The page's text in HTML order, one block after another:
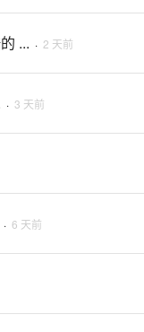
... · 2 天前
· 3 天前
· 6 天前